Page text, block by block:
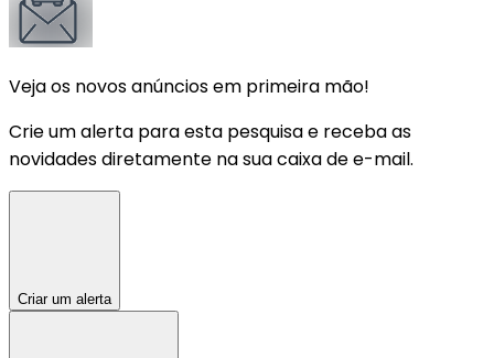
Veja os novos anúncios em primeira mão!
Crie um alerta para esta pesquisa e receba as
novidades diretamente na sua caixa de e-mail.
Criar um alerta